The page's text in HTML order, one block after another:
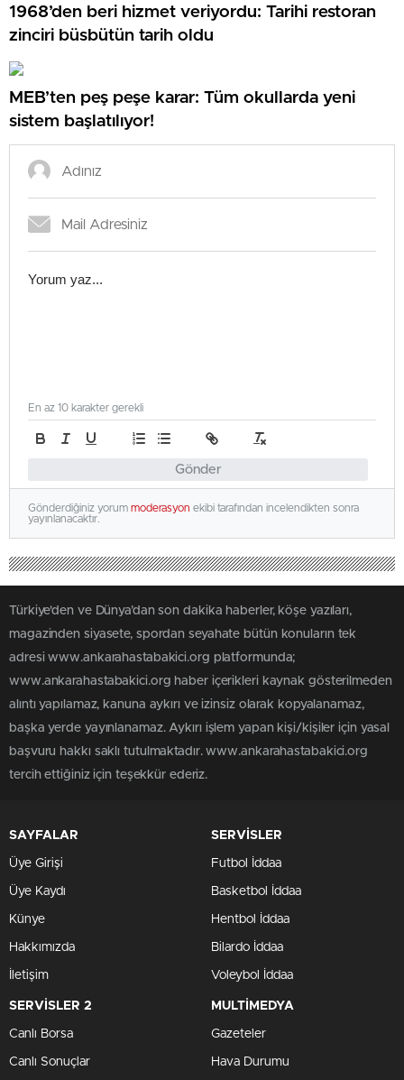
1968’den beri hizmet veriyordu: Tarihi restoran
zinciri büsbütün tarih oldu
MEB’ten peş peşe karar: Tüm okullarda yeni
sistem başlatılıyor!
Gönder
En az 10 karakter gerekli
Gönderdiğiniz yorum moderasyon ekibi tarafından incelendikten sonra
yayınlanacaktır.
Türkiye'den ve Dünya’dan son dakika haberler, köşe yazıları,
magazinden siyasete, spordan seyahate bütün konuların tek
adresi www.ankarahastabakici.org platformunda;
www.ankarahastabakici.org haber içerikleri kaynak gösterilmeden
alıntı yapılamaz, kanuna aykırı ve izinsiz olarak kopyalanamaz,
başka yerde yayınlanamaz. Aykırı işlem yapan kişi/kişiler için yasal
başvuru hakkı saklı tutulmaktadır. www.ankarahastabakici.org
tercih ettiğiniz için teşekkür ederiz.
SAYFALAR
Üye Girişi
Üye Kaydı
Künye
Hakkımızda
İletişim
SERVİSLER
Futbol İddaa
Basketbol İddaa
Hentbol İddaa
Bilardo İddaa
Voleybol İddaa
SERVİSLER 2
Canlı Borsa
Canlı Sonuçlar
MULTİMEDYA
Gazeteler
Hava Durumu